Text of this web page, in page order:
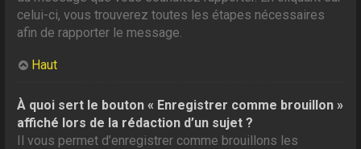
celui-ci, vous trouverez toutes les étapes nécessaires
afin de rapporter le message.
Haut
À quoi sert le bouton « Enregistrer comme brouillon »
affiché lors de la rédaction d’un sujet ?
Il vous permet d’enregistrer comme brouillons les